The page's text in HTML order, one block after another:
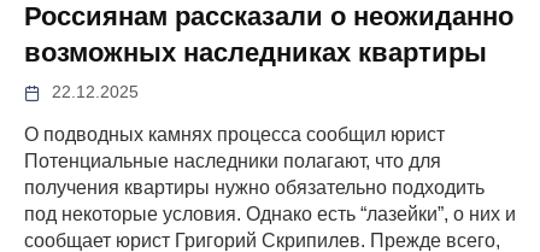
Россиянам рассказали о неожиданно
возможных наследниках квартиры
22.12.2025
О подводных камнях процесса сообщил юрист
Потенциальные наследники полагают, что для
получения квартиры нужно обязательно подходить
под некоторые условия. Однако есть “лазейки”, о них и
сообщает юрист Григорий Скрипилев. Прежде всего,